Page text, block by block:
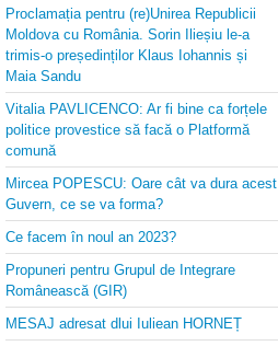
Proclamația pentru (re)Unirea Republicii
Moldova cu România. Sorin Ilieșiu le-a
trimis-o președinților Klaus Iohannis și
Maia Sandu
Vitalia PAVLICENCO: Ar fi bine ca forțele
politice provestice să facă o Platformă
comună
Mircea POPESCU: Oare cât va dura acest
Guvern, ce se va forma?
Ce facem în noul an 2023?
Propuneri pentru Grupul de Integrare
Românească (GIR)
MESAJ adresat dlui Iuliean HORNEȚ